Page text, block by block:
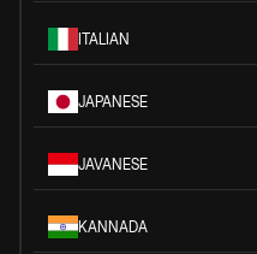
ITALIAN
JAPANESE
JAVANESE
KANNADA